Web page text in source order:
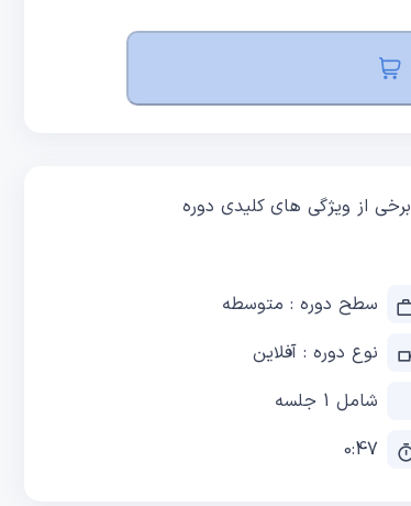
برخی از ویژگی های کلیدی دوره
سطح دوره : متوسطه
نوع دوره : آفلاین
شامل 1 جلسه
0:47